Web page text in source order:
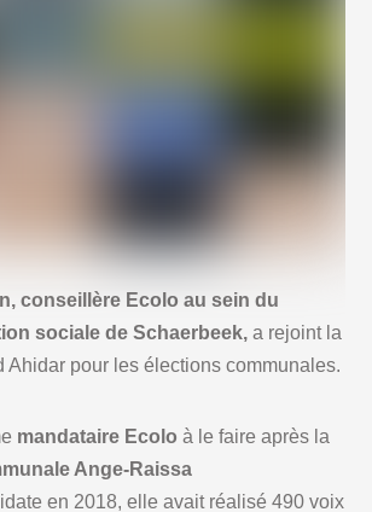
conseillère Ecolo au sein du
sociale de Schaerbeek, a rejoint la
Ahidar pour les élections communales.
mandataire Ecolo à le faire après la
Ange-Raissa
en 2018, elle avait réalisé 490 voix